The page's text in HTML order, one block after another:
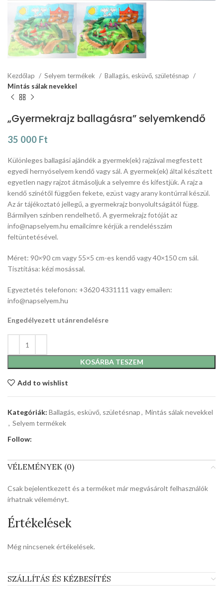
Kezdőlap Selyem termékek
Ballagás, esküvő, születésnap
Mintás sálak nevekkel
„Gyermekrajz ballagásra” selyemkendő
35 000 Ft
Különleges ballagási ajándék a gyermek(ek) rajzával megfestett
egyedi hernyóselyem kendő vagy sál. A gyermek(ek) által készített
egyetlen nagy rajzot átmásoljuk a selyemre és kifestjük. A rajz a
kendő színétől függően fekete, ezüst vagy arany kontúrral készül.
Az ár tájékoztató jellegű, a gyermekrajz bonyolultságától függ.
Bármilyen színben rendelhető. A gyermekrajz fotóját az
info@napselyem.hu emailcímre kérjük a rendelésszám
feltüntetésével.
Méret: 90×90 cm vagy 55×5 cm-es kendő vagy 40×150 cm sál.
Tisztítása: kézi mosással.
Egyeztetés telefonon: +3620 4331111 vagy emailen:
info@napselyem.hu
Engedélyezett utánrendelésre
KOSÁRBA TESZEM
Add to wishlist
Kategóriák: Ballagás, esküvő, születésnap, Mintás sálak nevekkel
, Selyem termékek
Follow:
VÉLEMÉNYEK (0)
Értékelések
Még nincsenek értékelések.
Csak bejelentkezett és a terméket már megvásárolt felhasználók
írhatnak véleményt.
SZÁLLÍTÁS ÉS KÉZBESÍTÉS